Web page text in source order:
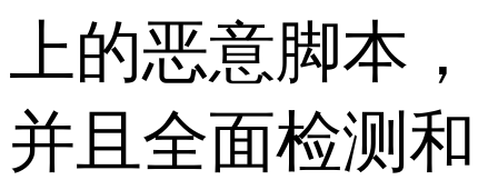
上的恶意脚本，
并且全面检测和